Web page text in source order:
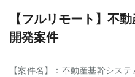
【フルリモート】不
開発案件
【案件名】：不動産基幹シス